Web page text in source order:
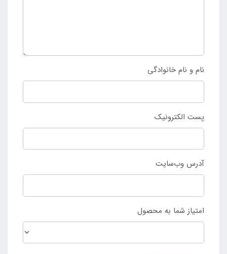
نام و نام خانوادگی
پست الکترونیک
آدرس وب‌سایت
امتیاز شما به محصول